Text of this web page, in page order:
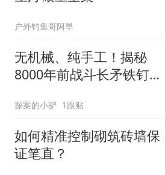
户外钓鱼哥阿旱
无机械、纯手工！揭秘
8000年前战斗长矛铁钉的
探案的小驴 1跟贴
如何精准控制砌筑砖墙保
证笔直？